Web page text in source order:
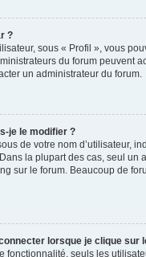
?
sous « Profil », vous
du forum peuvent
un administrateur du forum.
je le modifier ?
de votre nom d’utilisateur,
la plupart des cas, seul
sur le forum. Beaucoup de
lorsque je clique
fonctionnalité, seuls les